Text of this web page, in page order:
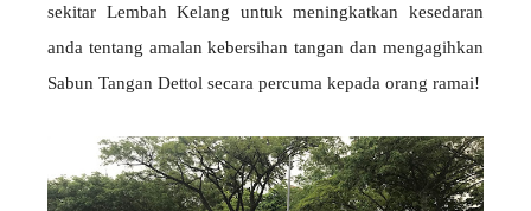
sekitar Lembah Kelang untuk meningkatkan kesedaran
anda tentang amalan kebersihan tangan dan mengagihkan
Sabun Tangan Dettol secara percuma kepada orang ramai!